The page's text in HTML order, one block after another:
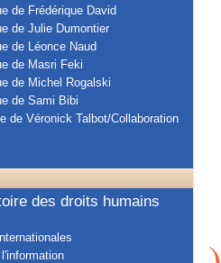
de Frédérique David
de Julie Dumontier
de Léonce Naud
de Masri Feki
de Michel Rogalski
de Sami Bibi
de Véronick Talbot/Collaboration
des droits humains